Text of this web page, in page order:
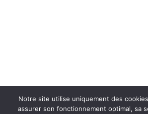
Notre site utilise uniquement des
assurer son fonctionnement optimal, sa